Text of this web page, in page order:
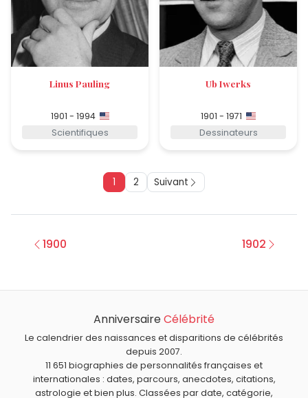
Linus Pauling
1901 - 1994
Scientifiques
Ub Iwerks
1901 - 1971
Dessinateurs
1 2 Suivant
1900 1902
AnniversaireCélébrité
Le calendrier des naissances et disparitions de célébrités
depuis 2007.
11 651 biographies de personnalités françaises et
internationales : dates, parcours, anecdotes, citations,
astrologie et bien plus. Classées par date, catégorie,